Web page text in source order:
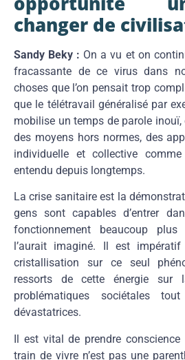
changer de
Sandy Beky : On a vu et on
fracassante de ce virus dans
choses que l’on pensait trop
que le télétravail généralisé par
mobilise un temps de parole inouï,
des moyens hors normes, des
individuelle et collective
entendu depuis longtemps.
La crise sanitaire est la
gens sont capables d’entrer
fonctionnement beaucoup
l’aurait imaginé. Il est
cristallisation sur ce seul
ressorts de cette énergie sur
problématiques sociétales
dévastatrices.
Il est vital de prendre
train de vivre n’est pas une